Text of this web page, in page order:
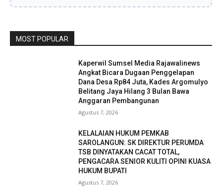
MOST POPULAR
Kaperwil Sumsel Media Rajawalinews
Angkat Bicara Dugaan Penggelapan
Dana Desa Rp84 Juta, Kades Argomulyo
Belitang Jaya Hilang 3 Bulan Bawa
Anggaran Pembangunan
Agustus 7, 2026
KELALAIAN HUKUM PEMKAB
SAROLANGUN: SK DIREKTUR PERUMDA
TSB DINYATAKAN CACAT TOTAL,
PENGACARA SENIOR KULITI OPINI KUASA
HUKUM BUPATI
Agustus 7, 2026